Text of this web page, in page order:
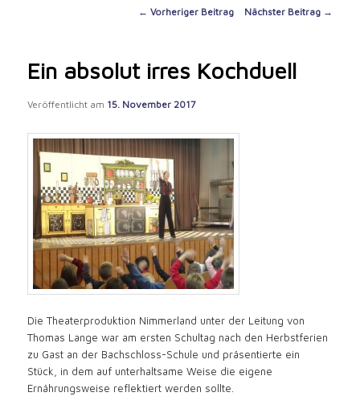
Post
← Vorheriger Beitrag Nächster Beitrag →
Ein absolut irres Kochduell
Veröffentlicht am 15. November 2017
Die Theaterproduktion Nimmerland unter der Leitung von
Thomas Lange war am ersten Schultag nach den Herbstferien
zu Gast an der Bachschloss-Schule und präsentierte ein
Stück, in dem auf unterhaltsame Weise die eigene
Ernährungsweise reflektiert werden sollte.